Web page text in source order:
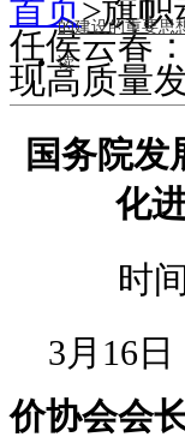
的建设的重要思
读
首页>旗帜
任侯云春
现高质量发
国务院发
化
时
3月16日
价协会会